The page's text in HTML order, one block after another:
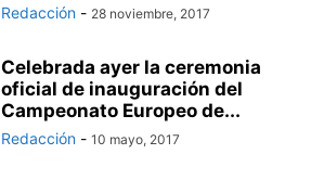
Redacción - 28 noviembre, 2017
Celebrada ayer la ceremonia
oficial de inauguración del
Campeonato Europeo de...
Redacción - 10 mayo, 2017